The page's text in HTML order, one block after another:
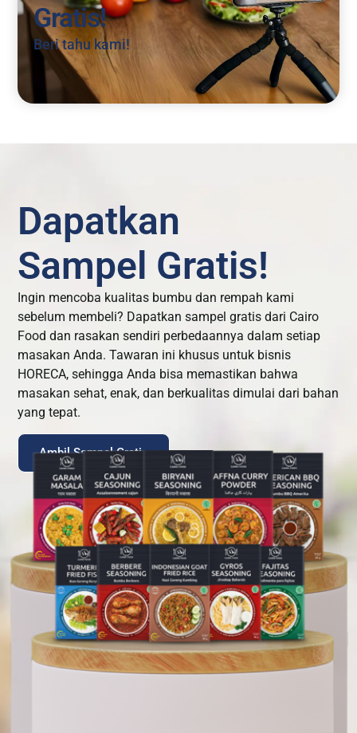
Gratis!
Beri tahu kami!
Dapatkan
Sampel Gratis!
Ingin mencoba kualitas bumbu dan rempah kami
sebelum membeli? Dapatkan sampel gratis dari Cairo
Food dan rasakan sendiri perbedaannya dalam setiap
masakan Anda. Tawaran ini khusus untuk bisnis
HORECA, sehingga Anda bisa memastikan bahwa
masakan sehat, enak, dan berkualitas dimulai dari bahan
yang tepat.
Ambil Sampel Gratis